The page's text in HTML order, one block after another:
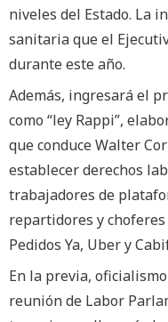
niveles del Estado. La
sanitaria que el
durante este año.
Además, ingresará el
como “ley Rappi”,
que conduce Walter
establecer derechos
trabajadores de
repartidores y
Pedidos Ya, Uber y
En la previa,
reunión de Labor